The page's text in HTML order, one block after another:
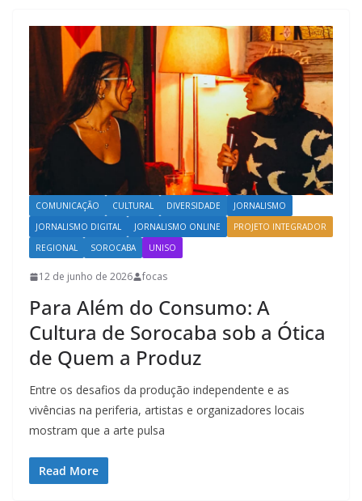
COMUNICAÇÃO CULTURAL DIVERSIDADE
JORNALISMO
JORNALISMO DIGITAL
JORNALISMO ONLINE
PROJETO INTEGRADOR
REGIONAL
SOROCABA UNISO
12 de junho de 2026 focas
Para Além do Consumo: A
Cultura de Sorocaba sob a Ótica
de Quem a Produz
Entre os desafios da produção independente e as
vivências na periferia, artistas e organizadores locais
mostram que a arte pulsa
Read More